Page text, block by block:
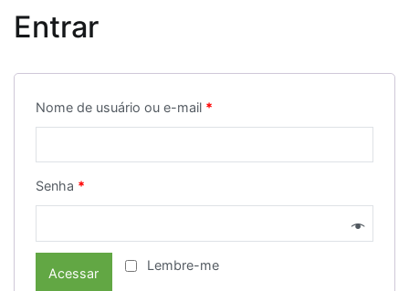
Entrar
Nome de usuário ou e-mail *
Senha *
Lembre-me
Acessar